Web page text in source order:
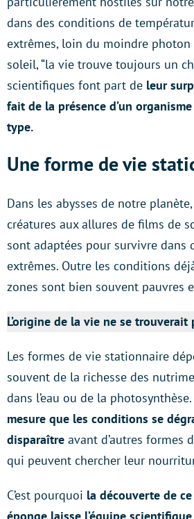
dans des conditions de
extrêmes, loin du moindre
soleil, “la vie trouve toujours un
scientifiques font part de leur
fait de la présence d’un
type.
Une forme de vie
Dans les abysses de notre
créatures aux allures de films de
sont adaptées pour survivre dans
extrêmes. Outre les conditions
zones sont bien souvent pauvres
L’origine de la vie ne se trouverait
Les formes de vie stationnaire
souvent de la richesse des
dans l’eau ou de la photosynthèse.
mesure que les conditions se
disparaître avant d’autres formes
qui peuvent chercher leur
C’est pourquoi la découverte de